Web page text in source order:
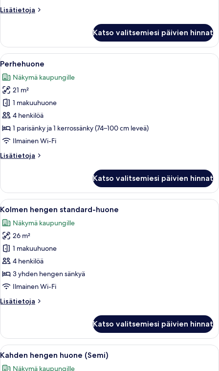
kuvat
Lisätietoja
Lisätietoja
standard-
huone
(kaksi
Katso valitsemiesi päivien hinnat
Avaa
kaikki
huonetyypin
Perhehuone
kuvat
Moderni hotellihuone, jossa on
6
Perhehuone
Näkymä kaupungille
21 m²
1 makuuhuone
4 henkilöä
1 parisänky ja 1 kerrossänky (74–100 cm leveä)
Ilmainen Wi-Fi
Lisätietoja
Lisätietoja
Katso valitsemiesi päivien hinnat
Avaa
kaikki
huonetyypin
Kolmen
hengen
standard-
huone
kuvat
Hotellihuone, jossa on kaksi sänkyä,
10
Kolmen hengen standard-huone
Näkymä kaupungille
26 m²
1 makuuhuone
4 henkilöä
3 yhden hengen sänkyä
Ilmainen Wi-Fi
Lisätietoja
Lisätietoja
standard-
huone
Katso valitsemiesi päivien hinnat
Avaa
kaikki
Moderni kylpyhuone, jossa on
6
Kahden hengen huone (Semi)
Näkymä kaupungille